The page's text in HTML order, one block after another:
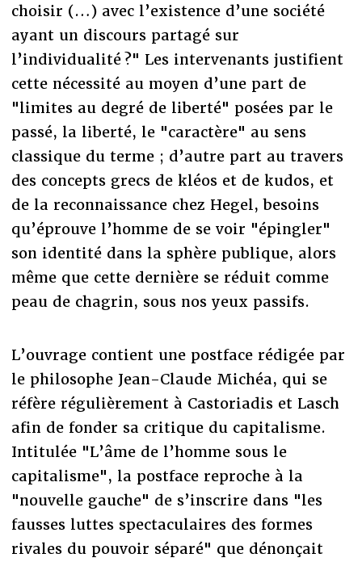
choisir (…) avec l’existence d’une société
ayant un discours partagé sur
l’individualité ?" Les intervenants justifient
cette nécessité au moyen d’une part de
"limites au degré de liberté" posées par le
passé, la liberté, le "caractère" au sens
classique du terme ; d’autre part au travers
des concepts grecs de kléos et de kudos, et
de la reconnaissance chez Hegel, besoins
qu’éprouve l’homme de se voir "épingler"
son identité dans la sphère publique, alors
même que cette dernière se réduit comme
peau de chagrin, sous nos yeux passifs.
L’ouvrage contient une postface rédigée par
le philosophe Jean-Claude Michéa, qui se
réfère régulièrement à Castoriadis et Lasch
afin de fonder sa critique du capitalisme.
Intitulée "L’âme de l’homme sous le
capitalisme", la postface reproche à la
"nouvelle gauche" de s’inscrire dans "les
fausses luttes spectaculaires des formes
rivales du pouvoir séparé" que dénonçait